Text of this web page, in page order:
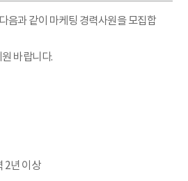
음과 같이 마케팅 경력사원을 모집합
바랍니다.
2년 이상